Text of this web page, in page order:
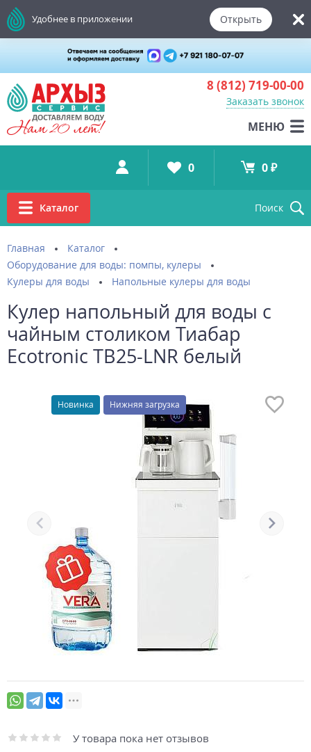
8 (812) 719-00-00
Заказать звонок
МЕНЮ
Удобнее в приложении Открыть
Каталог Поиск
0 0 ₽
Главная
Каталог
Оборудование для воды: помпы, кулеры
Кулеры для воды
Напольные кулеры для воды
Кулер напольный для воды с
чайным столиком Тиабар
Ecotronic TB25-LNR белый
Новинка Нижняя загрузка
У товара пока нет отзывов